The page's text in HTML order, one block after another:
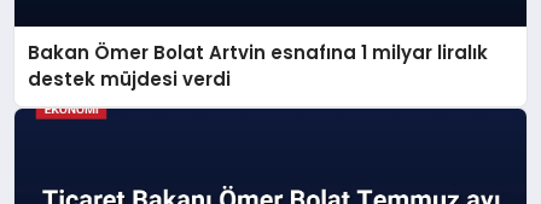
Bakan Ömer Bolat Artvin esnafına 1 milyar liralık
destek müjdesi verdi